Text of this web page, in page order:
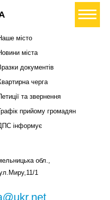
місто
міста
документів
черга
та звернення
прийому громадян
інформує
обл.,
1